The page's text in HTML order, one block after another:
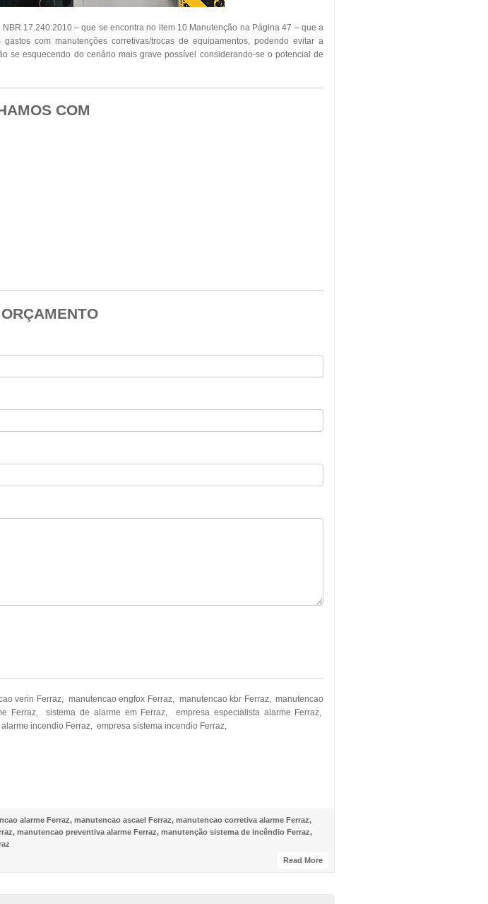
17.240:2010 – que se encontra no item 10 Manutenção na Página 47 – que a
com manutenções corretivas/trocas de equipamentos, podendo evitar a
se esquecendo do cenário mais grave possível considerando-se o potencial de
COM
verin Ferraz, manutencao engfox Ferraz, manutencao kbr Ferraz, manutencao
Ferraz, sistema de alarme em Ferraz, empresa especialista alarme Ferraz,
incendio Ferraz, empresa sistema incendio Ferraz,
alarme Ferraz, manutencao ascael Ferraz, manutencao corretiva alarme Ferraz,
, manutencao preventiva alarme Ferraz, manutenção sistema de incêndio Ferraz,
Read More